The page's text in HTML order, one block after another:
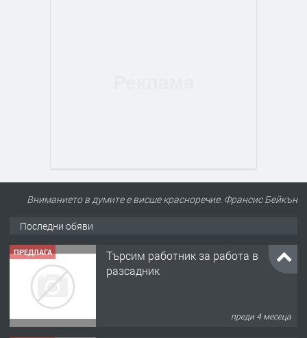
Вниманието в думите е висше красноречие. Франсис Бейкън
Последни обяви
ПРЕДЛАГА
Търсим работник за работа в
разсадник
преди 4 месеца